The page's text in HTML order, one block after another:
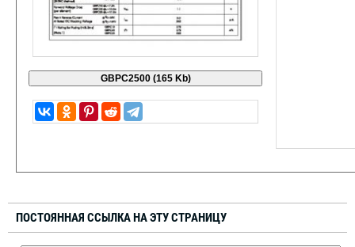
ПОСТОЯННАЯ ССЫЛКА НА ЭТУ СТРАНИЦУ